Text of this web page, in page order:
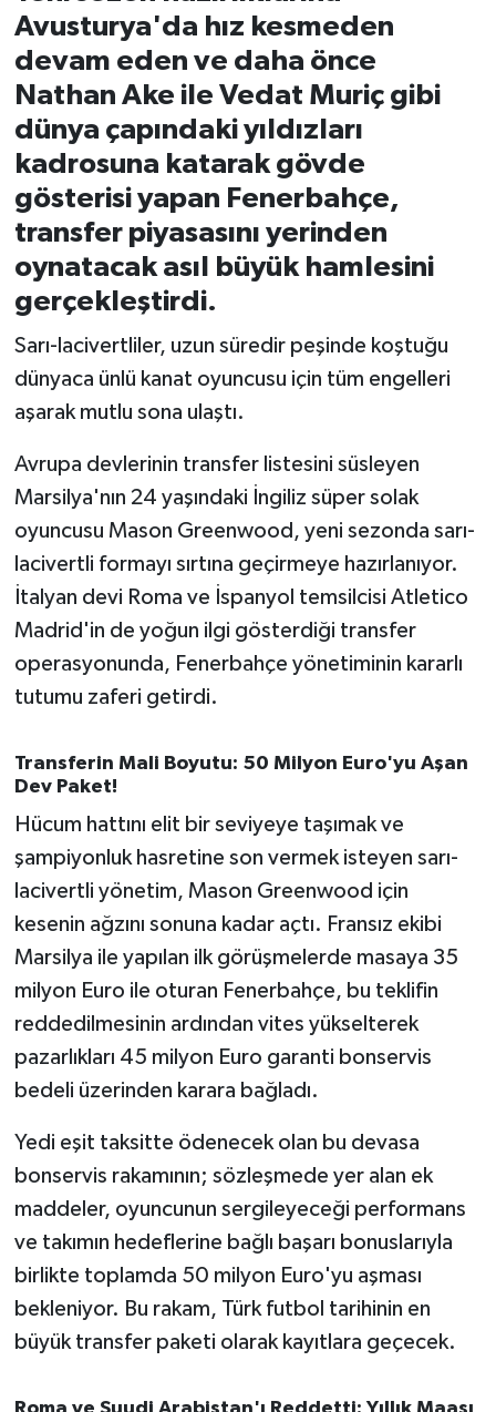
Avusturya'da hız kesmeden
devam eden ve daha önce
Nathan Ake ile Vedat Muriç gibi
dünya çapındaki yıldızları
kadrosuna katarak gövde
gösterisi yapan Fenerbahçe,
transfer piyasasını yerinden
oynatacak asıl büyük hamlesini
gerçekleştirdi.
Sarı-lacivertliler, uzun süredir peşinde koştuğu
dünyaca ünlü kanat oyuncusu için tüm engelleri
aşarak mutlu sona ulaştı.
Avrupa devlerinin transfer listesini süsleyen
Marsilya'nın 24 yaşındaki İngiliz süper solak
oyuncusu Mason Greenwood, yeni sezonda sarı-
lacivertli formayı sırtına geçirmeye hazırlanıyor.
İtalyan devi Roma ve İspanyol temsilcisi Atletico
Madrid'in de yoğun ilgi gösterdiği transfer
operasyonunda, Fenerbahçe yönetiminin kararlı
tutumu zaferi getirdi.
Transferin Mali Boyutu: 50 Milyon Euro'yu Aşan
Dev Paket!
Hücum hattını elit bir seviyeye taşımak ve
şampiyonluk hasretine son vermek isteyen sarı-
lacivertli yönetim, Mason Greenwood için
kesenin ağzını sonuna kadar açtı. Fransız ekibi
Marsilya ile yapılan ilk görüşmelerde masaya 35
milyon Euro ile oturan Fenerbahçe, bu teklifin
reddedilmesinin ardından vites yükselterek
pazarlıkları 45 milyon Euro garanti bonservis
bedeli üzerinden karara bağladı.
Yedi eşit taksitte ödenecek olan bu devasa
bonservis rakamının; sözleşmede yer alan ek
maddeler, oyuncunun sergileyeceği performans
ve takımın hedeflerine bağlı başarı bonuslarıyla
birlikte toplamda 50 milyon Euro'yu aşması
bekleniyor. Bu rakam, Türk futbol tarihinin en
büyük transfer paketi olarak kayıtlara geçecek.
İvrindi
KENT GÜNDEMİ
Kepsut
KÜLTÜR-SANAT
MAGAZİN
MANŞET
Manyas
OTOMOTİV
Resmi İlanlar
Savaştepe
SİYASET
SPOR
SÜRMANŞET
Susurluk
TARİHTE BUGÜN
Trend
TÜRKİYE
YAŞAM